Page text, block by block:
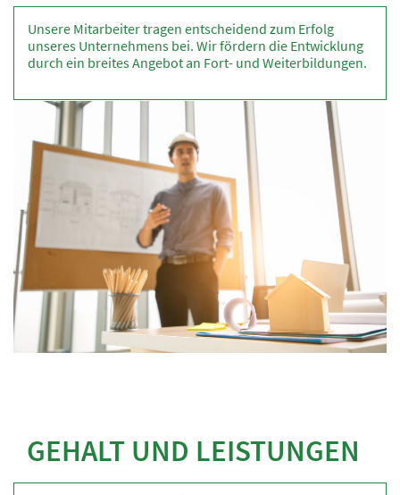
Unsere Mitarbeiter tragen entscheidend zum Erfolg
unseres Unternehmens bei. Wir fördern die Entwicklung
durch ein breites Angebot an Fort- und Weiterbildungen.
GEHALT UND LEISTUNGEN